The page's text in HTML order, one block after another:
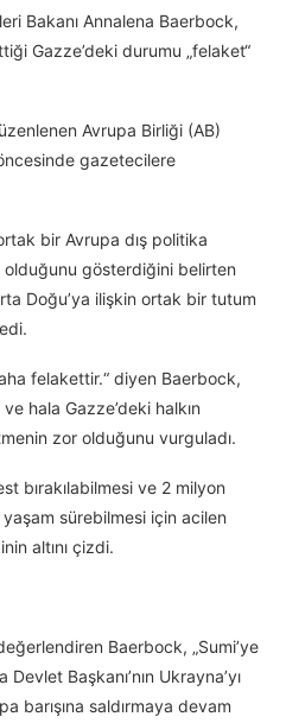
Bakanı Annalena Baerbock,
Gazze’deki durumu „felaket“
Avrupa Birliği (AB)
öncesinde gazetecilere
bir Avrupa dış politika
olduğunu gösterdiğini belirten
Doğu’ya ilişkin ortak bir tutum
felakettir.“ diyen Baerbock,
ve hala Gazze’deki halkın
zor olduğunu vurguladı.
bırakılabilmesi ve 2 milyon
sürebilmesi için acilen
altını çizdi.
Baerbock, „Sumi’ye
Başkanı’nın Ukrayna’yı
barışına saldırmaya devam